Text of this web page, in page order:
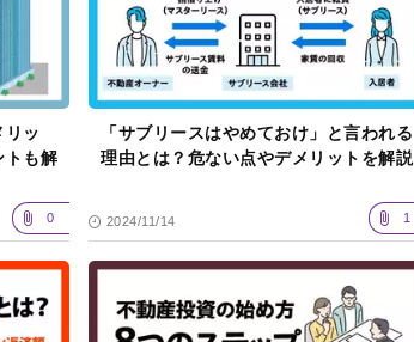
リッ
トも解
0
「サブリースはやめておけ」と言われる
理由とは？危ない点やデメリットを解説
2024/11/14 1